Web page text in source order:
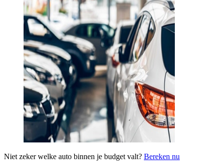
Niet zeker welke auto binnen je budget valt? Bereken nu